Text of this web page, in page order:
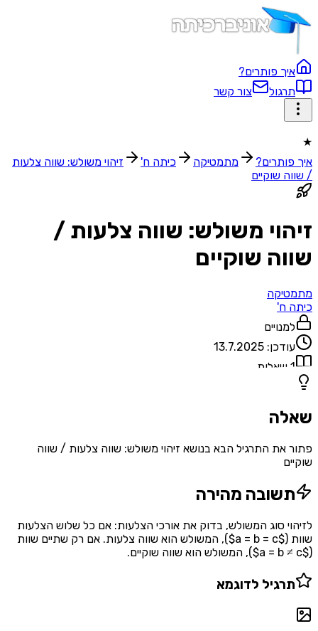
איך פותרים?
תרגול
צור קשר
★
איך פותרים?
מתמטיקה כיתה ח'
זיהוי משולש: שווה צלעות
/ שווה שוקיים
זיהוי משולש: שווה צלעות /
שווה שוקיים
מתמטיקה
כיתה ח'
למנויים
עודכן: 13.7.2025
1 שאלות
שאלה
פתור את התרגיל הבא בנושא זיהוי משולש: שווה צלעות / שווה
שוקיים
תשובה מהירה
לזיהוי סוג המשולש, בדוק את אורכי הצלעות: אם כל שלוש הצלעות
שוות ($a = b = c$), המשולש הוא שווה צלעות. אם רק שתיים שוות
($a = b ≠ c$), המשולש הוא שווה שוקיים.
תרגיל לדוגמא